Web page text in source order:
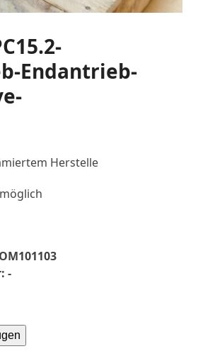
Endantrieb-
Herstelle
-